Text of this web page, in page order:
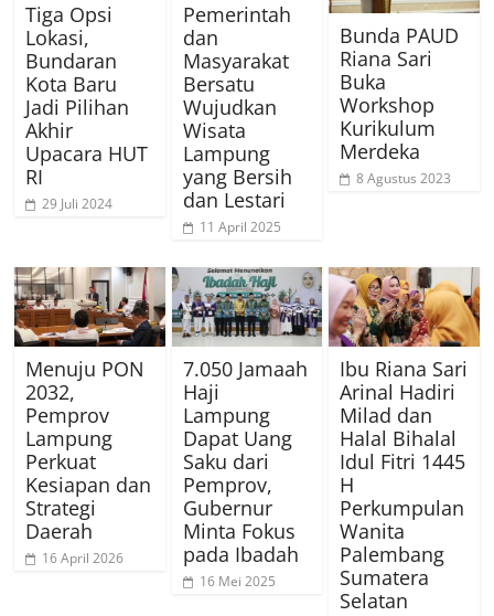
Tiga Opsi
Lokasi,
Bundaran
Kota Baru
Jadi Pilihan
Akhir
Upacara HUT
RI
29 Juli 2024
Pemerintah
dan
Masyarakat
Bersatu
Wujudkan
Wisata
Lampung
yang Bersih
dan Lestari
11 April 2025
Bunda PAUD
Riana Sari
Buka
Workshop
Kurikulum
Merdeka
8 Agustus 2023
Menuju PON
2032,
Pemprov
Lampung
Perkuat
Kesiapan dan
Strategi
Daerah
16 April 2026
7.050 Jamaah
Haji
Lampung
Dapat Uang
Saku dari
Pemprov,
Gubernur
Minta Fokus
pada Ibadah
16 Mei 2025
Ibu Riana Sari
Arinal Hadiri
Milad dan
Halal Bihalal
Idul Fitri 1445
H
Perkumpulan
Wanita
Palembang
Sumatera
Selatan